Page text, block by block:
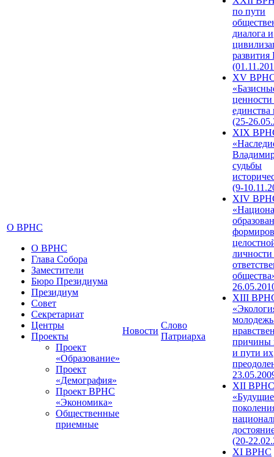
О ВРНС
О ВРНС
Глава Собора
Заместители
Бюро Президиума
Президиум
Совет
Секретариат
Центры
Проекты
Проект
«Образование»
Проект
«Демография»
Проект ВРНС
«Экономика»
Общественные
приемные
Новости
Слово
Патриарха
по пути
диалога и
развития
XV
единства
(25-
XIX
судьбы
(9-
XIV
XIII
причины
и пути их
XII ВРНС
«Будущие
(20-
XI ВРНС